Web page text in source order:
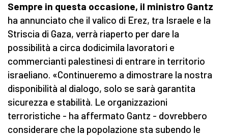
Sempre in questa occasione, il ministro Gantz
ha annunciato che il valico di Erez, tra Israele e la
Striscia di Gaza, verrà riaperto per dare la
possibilità a circa dodicimila lavoratori e
commercianti palestinesi di entrare in territorio
israeliano. «Continueremo a dimostrare la nostra
disponibilità al dialogo, solo se sarà garantita
sicurezza e stabilità. Le organizzazioni
terroristiche - ha affermato Gantz - dovrebbero
considerare che la popolazione sta subendo le